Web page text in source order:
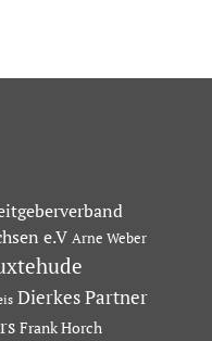
e.V Arne Weber
Dierkes Partner
Frank Horch